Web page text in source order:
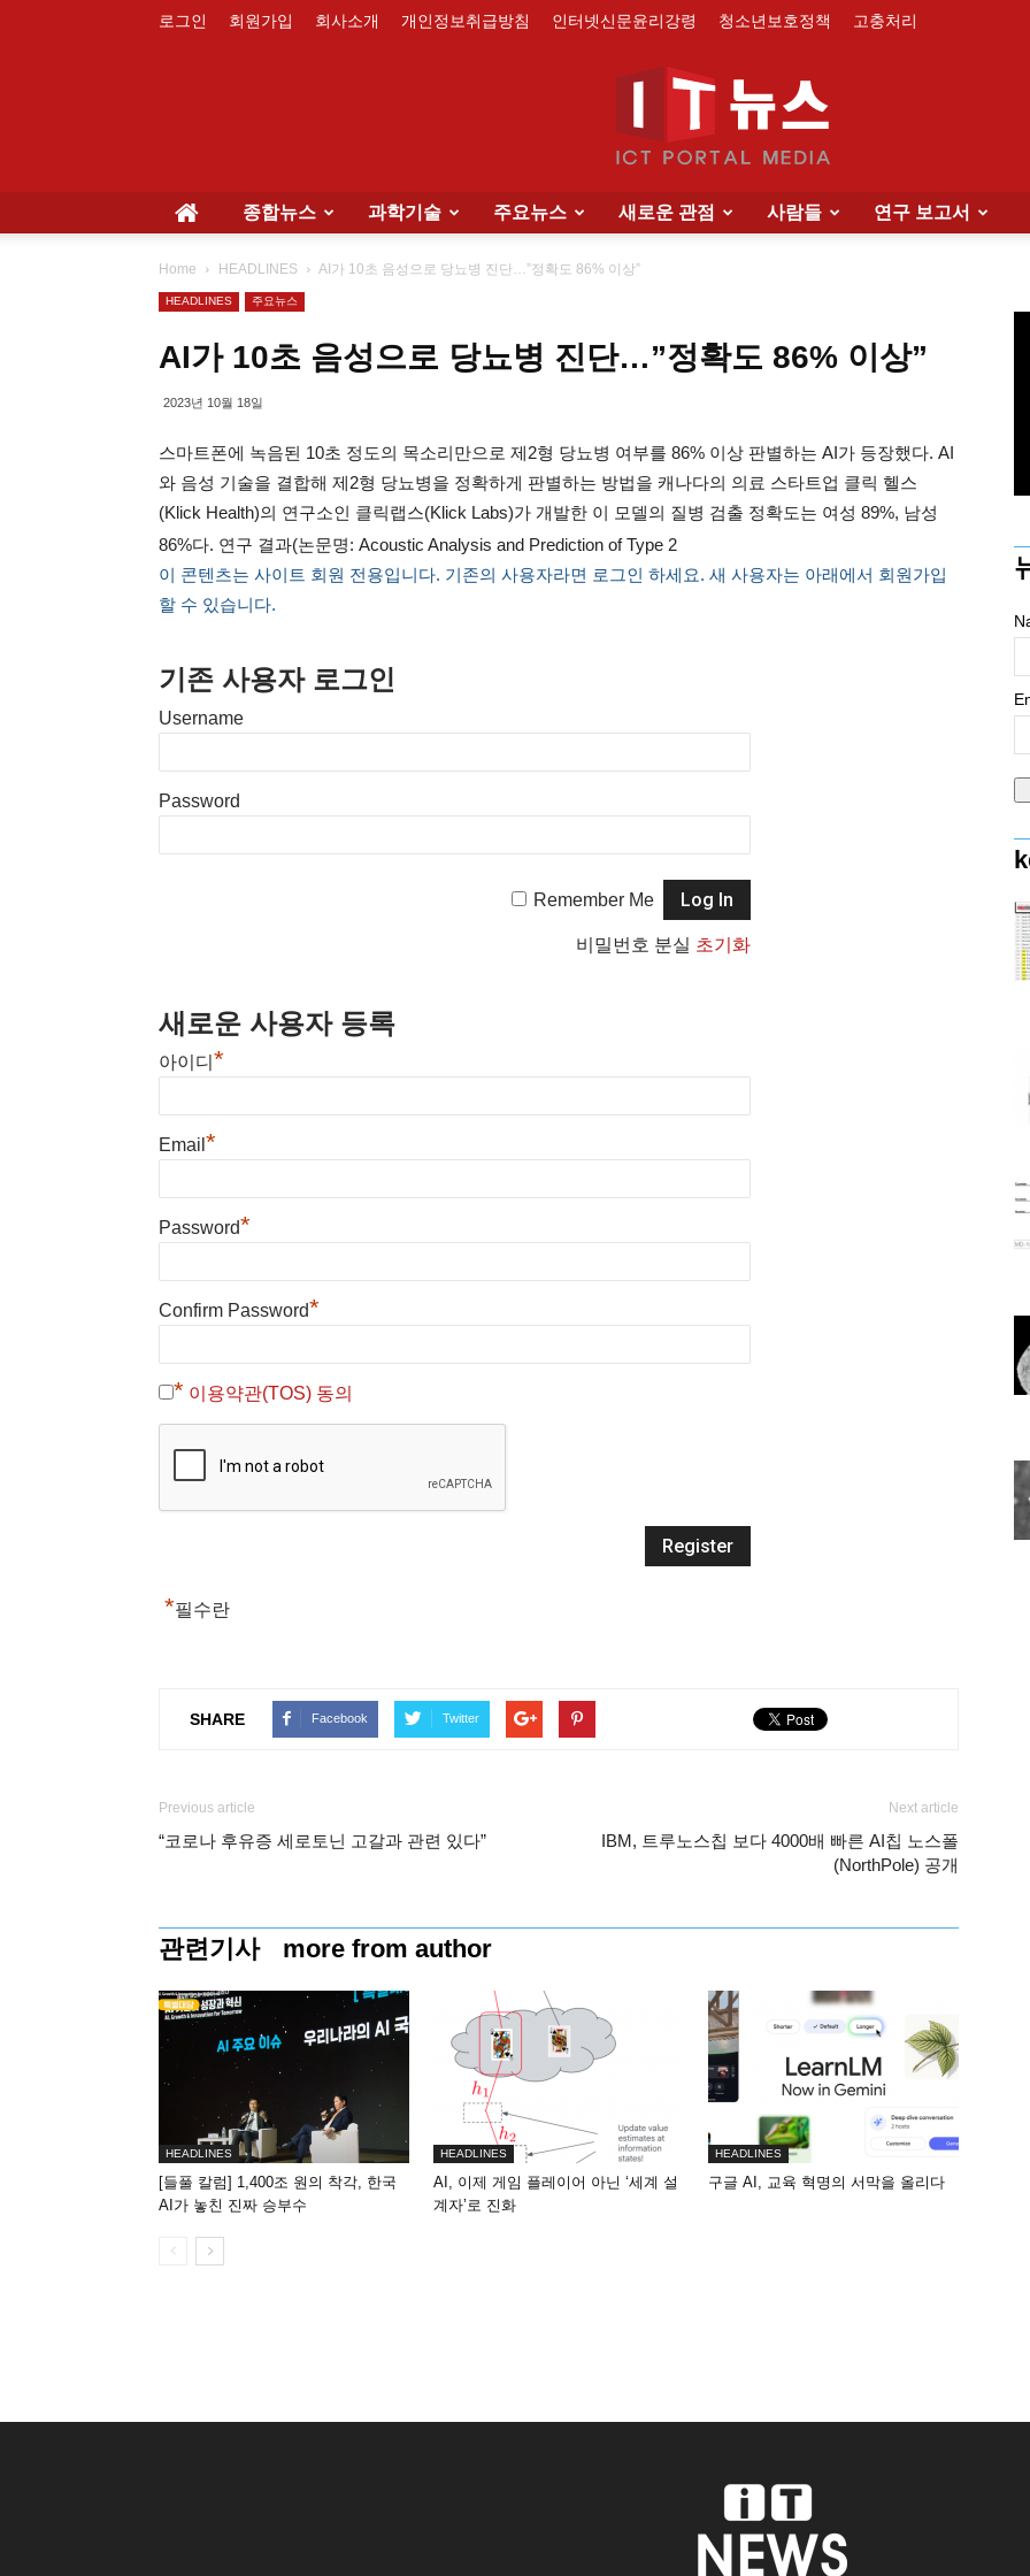
로그인 회원가입 회사소개 개인정보취급방침 인터넷신문윤리강령 청소년보호정책 고충처리
종합뉴스 과학기술 주요뉴스 새로운 관점 사람들 연구 보고서
Home HEADLINES AI가 10초 음성으로 당뇨병 진단…”정확도 86% 이상”
HEADLINES 주요뉴스
AI가 10초 음성으로 당뇨병 진단…”정확도 86% 이상”
2023년 10월 18일
스마트폰에 녹음된 10초 정도의 목소리만으로 제2형 당뇨병 여부를 86% 이상 판별하는 AI가 등장했다. AI
와 음성 기술을 결합해 제2형 당뇨병을 정확하게 판별하는 방법을 캐나다의 의료 스타트업 클릭 헬스
(Klick Health)의 연구소인 클릭랩스(Klick Labs)가 개발한 이 모델의 질병 검출 정확도는 여성 89%, 남성
86%다. 연구 결과(논문명: Acoustic Analysis and Prediction of Type 2
이 콘텐츠는 사이트 회원 전용입니다. 기존의 사용자라면 로그인 하세요. 새 사용자는 아래에서 회원가입
할 수 있습니다.
기존 사용자 로그인
Username
Password
Remember Me
비밀번호 분실 초기화
새로운 사용자 등록
아이디 *
Email *
Password*
Confirm Password*
* 이용약관(TOS) 동의
*필수란
SHARE Facebook Twitter
Previous article
“코로나 후유증 세로토닌 고갈과 관련 있다”
Next article
IBM, 트루노스칩 보다 4000배 빠른 AI칩 노스폴
(NorthPole) 공개
관련기사 more from author
HEADLINES
[들풀 칼럼] 1,400조 원의 착각, 한국
AI가 놓친 진짜 승부수
HEADLINES
AI, 이제 게임 플레이어 아닌 ‘세계 설
계자’로 진화
HEADLINES
구글 AI, 교육 혁명의 서막을 올리다